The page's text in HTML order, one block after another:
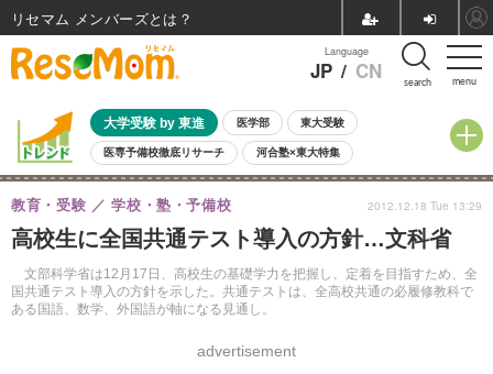
menu
Language
JP / CN search
大学受験 by 東進 医学部 東大受験
医専予備校徹底リサーチ 河合塾×東大特集
親子で考える大学選び 高校受験 中学受験 小学校受験
共通テスト 夏休み 8月開催学校説明会・相談会
8月開催イベント・WS 全国公立高校 過去問 人気記事
自由研究教材（小学生向け） 自由研究教材（中学生向け） ランキング
高校生に全国共通テスト導入の方針…文科省
文部科学省は12月17日、高校生の基礎学力を把握し、定着を目指すため、全
国共通テスト導入の方針を示した。共通テストは、全高校共通の必履修教科で
ある国語、数学、外国語が軸になる見通し。
教育・受験 学校・塾・予備校
advertisement
2012.12.18 Tue 13:29
リセマム メンバーズ